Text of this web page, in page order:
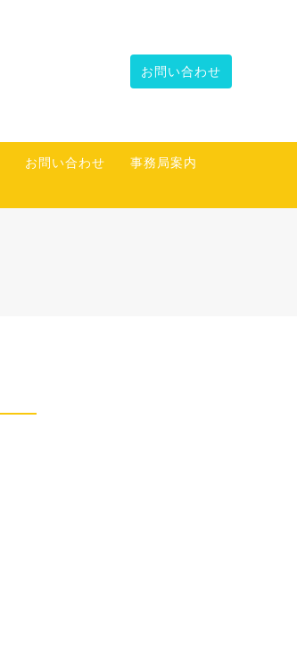
お問い合わせ
お問い合わせ
事務局案内